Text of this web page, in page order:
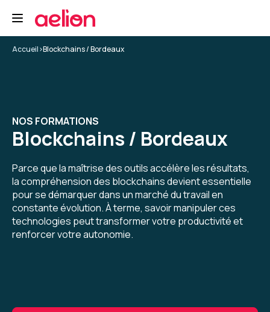
Accueil>Blockchains / Bordeaux
NOS FORMATIONS
Blockchains / Bordeaux
Parce que la maîtrise des outils accélère les résultats,
la compréhension des blockchains devient essentielle
pour se démarquer dans un marché du travail en
constante évolution. À terme, savoir manipuler ces
technologies peut transformer votre productivité et
renforcer votre autonomie.